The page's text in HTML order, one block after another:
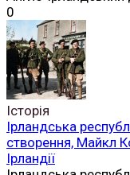
0
Історія
Ірландська
створення, Майкл
Ірландії